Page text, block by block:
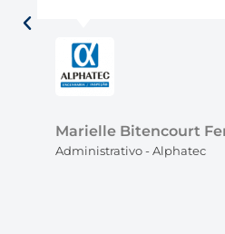
Bitencourt Ferreira
- Alphatec